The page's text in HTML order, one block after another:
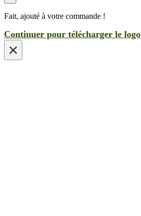
Fait, ajouté à votre commande !
Continuer pour télécharger le logo
×